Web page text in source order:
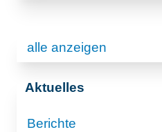
alle anzeigen
Aktuelles
Berichte